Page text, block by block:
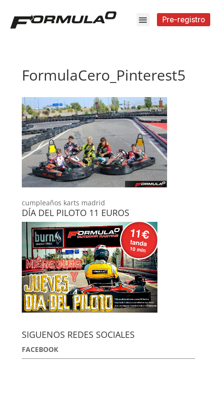
Pre-registro
FormulaCero_Pinterest5
cumpleaños karts madrid
DÍA DEL PILOTO 11 EUROS
SIGUENOS REDES SOCIALES
FACEBOOK